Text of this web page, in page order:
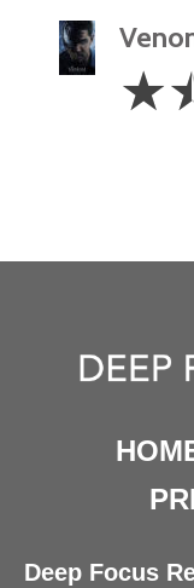
1.5
Stars
☆
Deep Focus